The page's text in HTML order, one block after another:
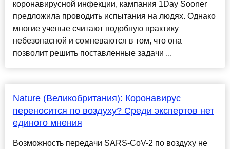
коронавирусной инфекции, кампания 1Day Sooner
предложила проводить испытания на людях. Однако
многие ученые считают подобную практику
небезопасной и сомневаются в том, что она
позволит решить поставленные задачи ...
Nature (Великобритания): Коронавирус
переносится по воздуху? Среди экспертов нет
единого мнения
Возможность передачи SARS-CoV-2 по воздуху не